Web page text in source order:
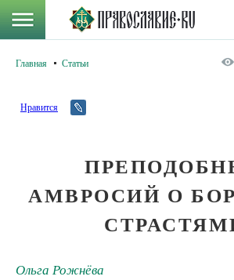
Главная Статьи
Нравится
АМВРОСИЙ О
Ольга Рожнёва